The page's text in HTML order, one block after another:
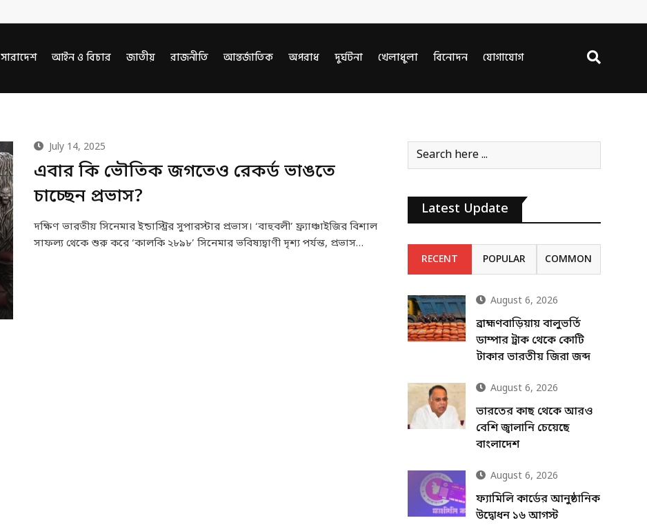
সারাদেশ আইন ও বিচার জাতীয় রাজনীতি আন্তর্জাতিক অপরাধ দুর্ঘটনা খেলাধুলা বিনোদন যোগাযোগ
July 14, 2025
এবার কি ভৌতিক জগতেও রেকর্ড ভাঙতে
চাচ্ছেন প্রভাস?
দক্ষিণ ভারতীয় সিনেমার ইন্ডাস্ট্রির সুপারস্টার প্রভাস। ‘বাহুবলী’ ফ্র্যাঞ্চাইজির বিশাল
সাফল্য থেকে শুরু করে ‘কালকি ২৮৯৮’ সিনেমার ভবিষ্যদ্বাণী দৃশ্য পর্যন্ত, প্রভাস…
Latest Update
RECENT POPULAR COMMON
August 6, 2026
ব্রাহ্মণবাড়িয়ায় বালুভর্তি
ডাম্পার ট্রাক থেকে কোটি
টাকার ভারতীয় জিরা জব্দ
August 6, 2026
ভারতের কাছ থেকে আরও
বেশি জ্বালানি চেয়েছে
বাংলাদেশ
August 6, 2026
ফ্যামিলি কার্ডের আনুষ্ঠানিক
উদ্বোধন ১৬ আগস্ট